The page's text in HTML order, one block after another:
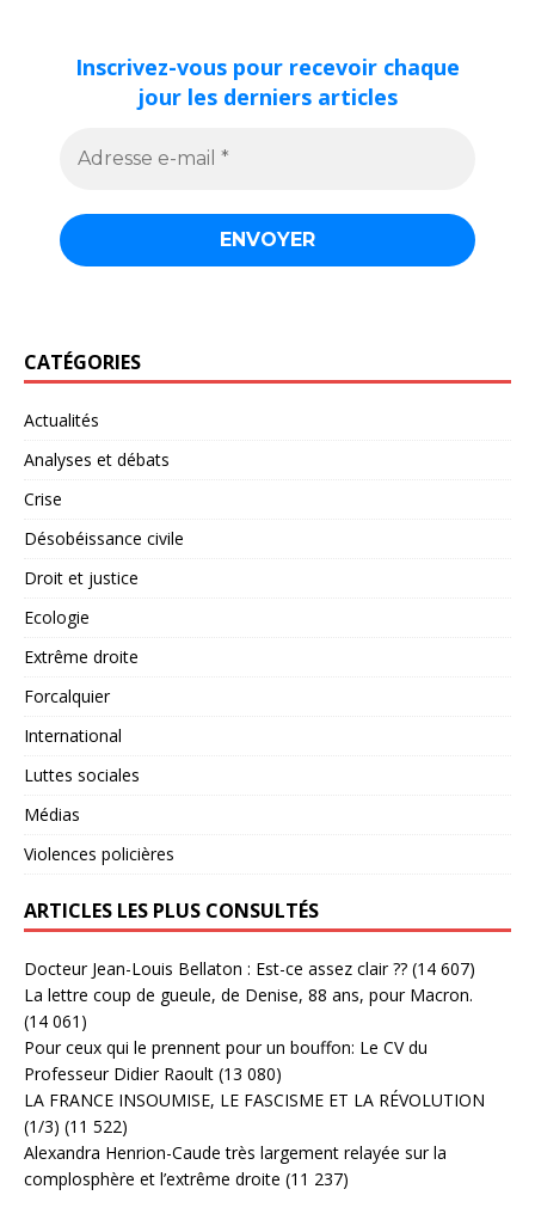
Inscrivez-vous pour recevoir chaque
jour les derniers articles
CATÉGORIES
Actualités
Analyses et débats
Crise
Désobéissance civile
Droit et justice
Ecologie
Extrême droite
Forcalquier
International
Luttes sociales
Médias
Violences policières
ARTICLES LES PLUS CONSULTÉS
Docteur Jean-Louis Bellaton : Est-ce assez clair ?? (14 607)
La lettre coup de gueule, de Denise, 88 ans, pour Macron.
(14 061)
Pour ceux qui le prennent pour un bouffon: Le CV du
Professeur Didier Raoult (13 080)
LA FRANCE INSOUMISE, LE FASCISME ET LA RÉVOLUTION
(1/3) (11 522)
Alexandra Henrion-Caude très largement relayée sur la
complosphère et l’extrême droite (11 237)